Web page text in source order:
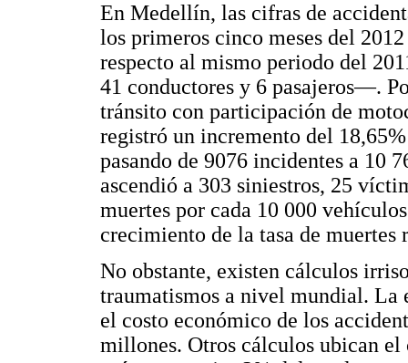
En Medellín, las cifras de
los primeros cinco meses del
respecto al mismo periodo del
41 conductores y 6 pasajeros—.
tránsito con participación de
registró un incremento del
pasando de 9076 incidentes a 10
ascendió a 303 siniestros, 25
muertes por cada 10 000
crecimiento de la tasa de muertes
No obstante, existen cálculos
traumatismos a nivel mundial. La
el costo económico de los
millones. Otros cálculos ubican el